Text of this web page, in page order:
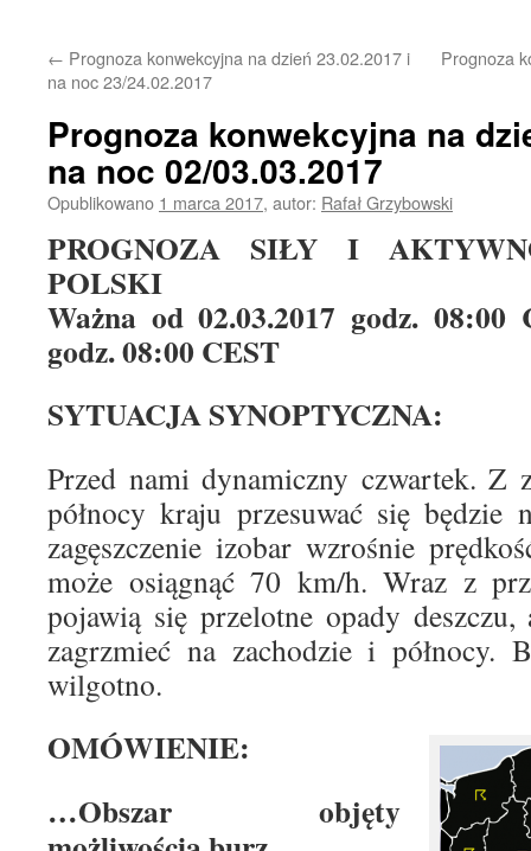
← Prognoza konwekcyjna na dzień 23.02.2017 i
na noc 23/24.02.2017
Prognoza
Prognoza konwekcyjna na
na noc 02/03.03.2017
Opublikowano 1 marca 2017, autor: Rafał Grzybowski
PROGNOZA SIŁY I
POLSKI
Ważna od 02.03.2017 godz. 08:00
godz. 08:00 CEST
SYTUACJA SYNOPTYCZNA:
Przed nami dynamiczny czwartek. Z
północy kraju przesuwać się
zagęszczenie izobar wzrośnie
może osiągnąć 70 km/h. Wraz z
pojawią się przelotne opady deszczu,
zagrzmieć na zachodzie i północy.
wilgotno.
OMÓWIENIE:
…Obszar objęty